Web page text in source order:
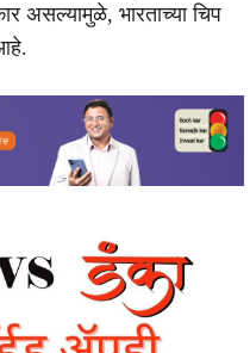
असल्यामुळे, भारताच्या चिप